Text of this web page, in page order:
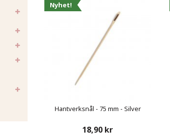
Nyhet!
Hantverksnål - 75 mm - Silver
18,90 kr